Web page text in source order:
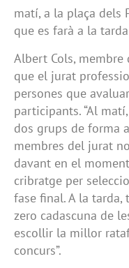
matí, a la plaça dels
que es farà a la
Albert Cols, membre
que el jurat
persones que
participants. “Al
dos grups de forma
membres del jurat
davant en el
cribratge per
fase final. A la
zero cadascuna de
escollir la millor
concurs”.